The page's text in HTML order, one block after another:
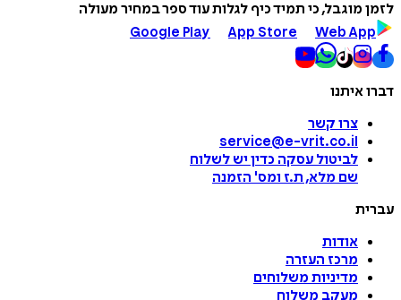
לזמן מוגבל, כי תמיד כיף לגלות עוד ספר במחיר מעולה
Google Play
App Store Web App
דברו איתנו
צרו קשר
service@e-vrit.co.il
לביטול עסקה כדין יש לשלוח
שם מלא, ת.ז ומס' הזמנה
עברית
אודות
מרכז העזרה
מדיניות משלוחים
מעקב משלוח